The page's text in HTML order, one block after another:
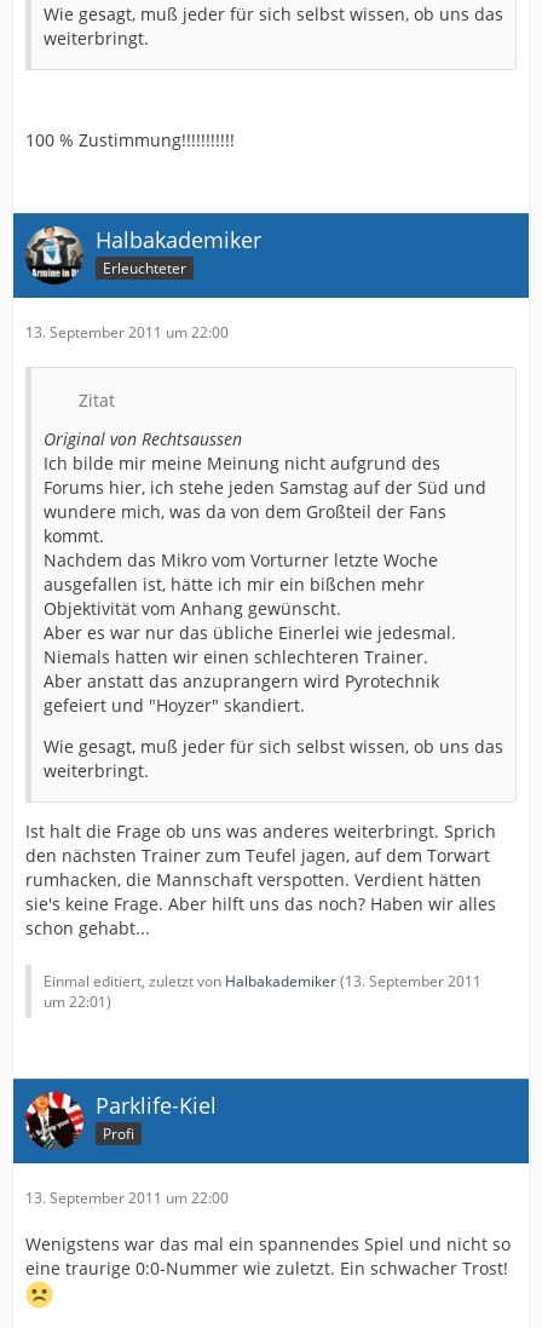
Wie gesagt, muß jeder für sich selbst wissen, ob uns das
weiterbringt.
100 % Zustimmung!!!!!!!!!!!
Halbakademiker
Erleuchteter
13. September 2011 um 22:00
Zitat
Original von Rechtsaussen
Ich bilde mir meine Meinung nicht aufgrund des
Forums hier, ich stehe jeden Samstag auf der Süd und
wundere mich, was da von dem Großteil der Fans
kommt.
Nachdem das Mikro vom Vorturner letzte Woche
ausgefallen ist, hätte ich mir ein bißchen mehr
Objektivität vom Anhang gewünscht.
Aber es war nur das übliche Einerlei wie jedesmal.
Niemals hatten wir einen schlechteren Trainer.
Aber anstatt das anzuprangern wird Pyrotechnik
gefeiert und "Hoyzer" skandiert.
Wie gesagt, muß jeder für sich selbst wissen, ob uns das
weiterbringt.
Ist halt die Frage ob uns was anderes weiterbringt. Sprich
den nächsten Trainer zum Teufel jagen, auf dem Torwart
rumhacken, die Mannschaft verspotten. Verdient hätten
sie's keine Frage. Aber hilft uns das noch? Haben wir alles
schon gehabt...
Einmal editiert, zuletzt von Halbakademiker(13. September 2011
um 22:01)
Parklife-Kiel
Profi
13. September 2011 um 22:00
Wenigstens war das mal ein spannendes Spiel und nicht so
eine traurige 0:0-Nummer wie zuletzt. Ein schwacher Trost!